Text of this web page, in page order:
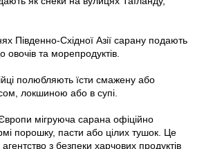
Південно-Східної Азії сарану подають
та морепродуктів.
полюбляють їсти смажену або
локшиною або в супі.
мігруюча сарана офіційно
порошку, пасти або цілих тушок. Це
з безпеки харчових продуктів